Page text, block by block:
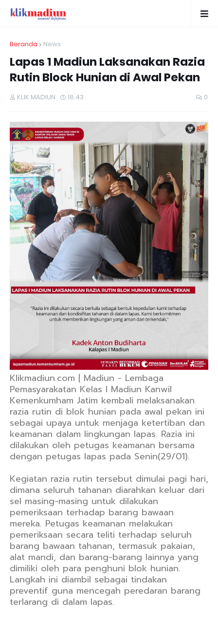
Beranda News
Lapas 1 Madiun Laksanakan Razia
Rutin Block Hunian di Awal Pekan
KLIK MADIUN 18.43 0
Klikmadiun.com | Madiun - Lembaga
Pemasyarakatan Kelas I Madiun Kanwil
Kemenkumham Jatim kembali melaksanakan
razia rutin di blok hunian pada awal pekan ini
sebagai upaya untuk menjaga ketertiban dan
keamanan dalam lingkungan lapas. Razia ini
dilakukan oleh petugas keamanan bersama
dengan petugas lapas pada Senin(29/01).
Kegiatan razia rutin tersebut dimulai pagi hari,
dimana seluruh tahanan diarahkan keluar dari
sel masing-masing untuk dilakukan
pemeriksaan terhadap barang bawaan
mereka. Petugas keamanan melakukan
pemeriksaan secara teliti terhadap seluruh
barang bawaan tahanan, termasuk pakaian,
alat mandi, dan barang-barang lainnya yang
dimiliki oleh para penghuni blok hunian.
Langkah ini diambil sebagai tindakan
preventif guna mencegah peredaran barang
terlarang di dalam lapas.